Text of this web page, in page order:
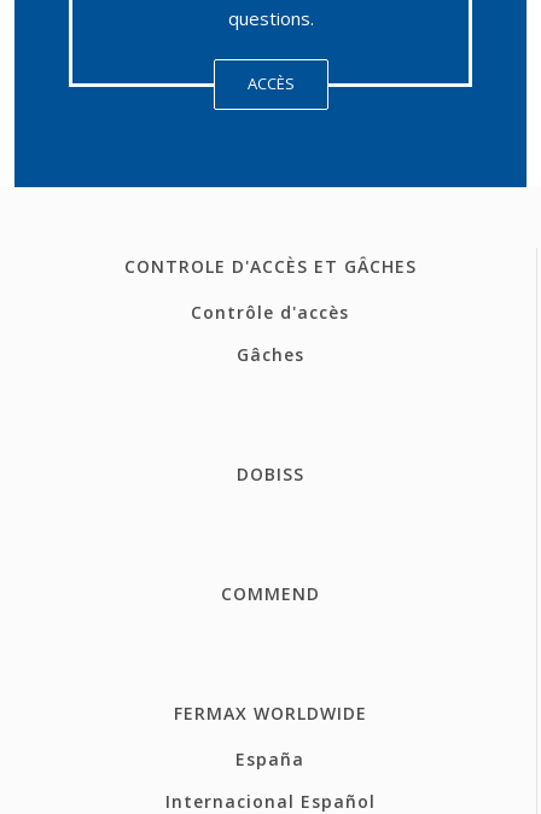
questions.
ACCÈS
CONTROLE D'ACCÈS ET GÂCHES
Contrôle d'accès
Gâches
DOBISS
COMMEND
FERMAX WORLDWIDE
España
Internacional Español